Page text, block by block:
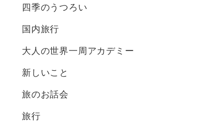
四季のうつろい
国内旅行
大人の世界一周アカデミー
新しいこと
旅のお話会
旅行